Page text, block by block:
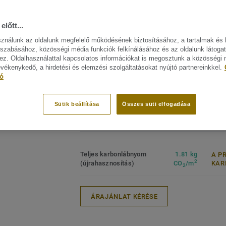
megtekitése. (14)
többfunkciós termékcsalád többi
Tartósan sztatikus disszipatív
A legjobb életciklus költséggel
rendelkezik a piacon
Egyedi, száraz keféléses felület
helyreállítás
Teljes karbonlábnyom
(újrahasznosítás)
1.81 kg
CO2/m2
A
ÁRAJÁNLAT KÉRÉSE
előtt...
az oldalunk megfelelő működésének biztosításához, a tartalmak és
közösségi média funkciók felkínálásához és az oldalunk
Oldalhasználattal kapcsolatos információkat is megosztunk a közösségi
a hirdetési és elemzési szolgáltatásokat nyújtó partnereinkkel.
Összes süti elfogadása
Sütik beállítása